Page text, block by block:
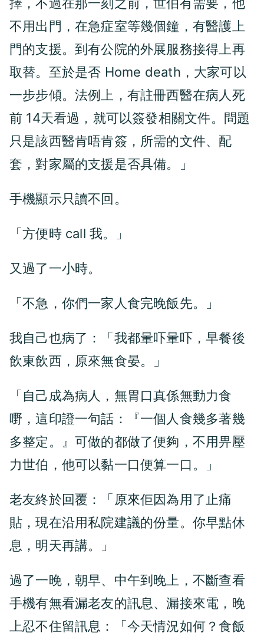
不用出門，在急症室等幾個鐘，有醫護上
門的支援。到有公院的外展服務接得上再
取替。至於是否 Home death，大家可以
一步步傾。法例上，有註冊西醫在病人死
前 14天看過，就可以簽發相關文件。問題
只是該西醫肯唔肯簽，所需的文件、配
套，對家屬的支援是否具備。」
手機顯示只讀不回。
「方便時 call 我。」
又過了一小時。
「不急，你們一家人食完晚飯先。」
我自己也病了：「我都暈吓暈吓，早餐後
飲東飲西，原來無食晏。」
「自己成為病人，無胃口真係無動力食
嘢，這印證一句話：『一個人食幾多著幾
多整定。』可做的都做了便夠，不用畀壓
力世伯，他可以黏一口便算一口。」
老友終於回覆：「原來佢因為用了止痛
貼，現在沿用私院建議的份量。你早點休
息，明天再講。」
過了一晚，朝早、中午到晚上，不斷查看
手機有無看漏老友的訊息、漏接來電，晚
上忍不住留訊息：「今天情況如何？食飯